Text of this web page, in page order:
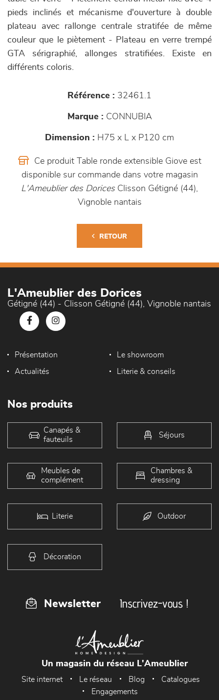
pieds inclinés et mécanisme d'ouverture à double
plateau avec rallonge centrale stratifée de même
couleur que le piètement - Plateau en verre trempé
GTA sérigraphié, allonges stratifiées. Existe en
différents coloris.
Référence : 32461.1
Marque : CONNUBIA
Dimension : H75 x L x P120 cm
Ce produit Table ronde extensible Giove est
disponible sur commande dans votre magasin
L'Ameublier des DoricesClisson Gétigné (44),
Vignoble nantais
RETOUR
L'Ameublier des Dorices
Gétigné (44) - Clisson Gétigné (44), Vignoble nantais
Présentation Le showroom
Actualités Literie & conseils
Nos produits
Canapés &
fauteuils
Séjours
Meubles de
complément
Chambres &
dressing
Literie Outdoor
Décoration
Newsletter Inscrivez-vous !
Un magasin du réseau L'Ameublier
Site internet Le réseau Blog
Catalogues
Engagements